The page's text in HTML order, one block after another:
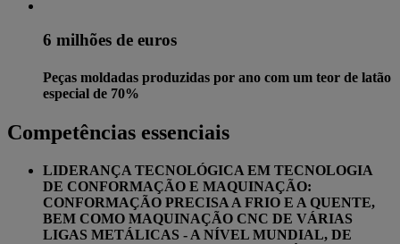
6 milhões de euros
Peças moldadas produzidas por ano com um teor de latão
especial de 70%
Competências essenciais
LIDERANÇA TECNOLÓGICA EM TECNOLOGIA
DE CONFORMAÇÃO E MAQUINAÇÃO:
CONFORMAÇÃO PRECISA A FRIO E A QUENTE,
BEM COMO MAQUINAÇÃO CNC DE VÁRIAS
LIGAS METÁLICAS - A NÍVEL MUNDIAL, DE